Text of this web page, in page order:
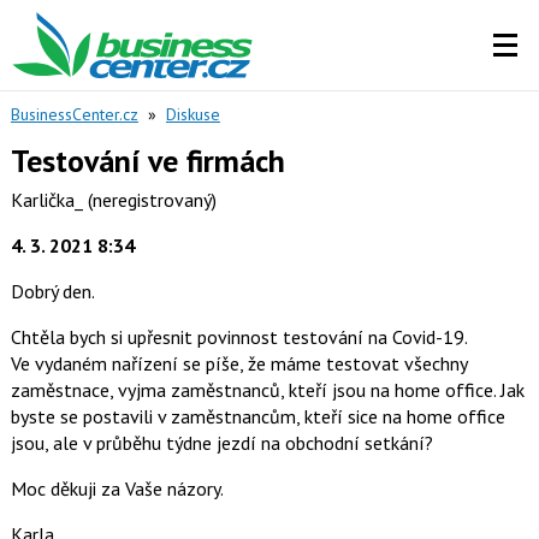
BusinessCenter.cz » Diskuse
Testování ve firmách
Karlička_ (neregistrovaný)
4. 3. 2021 8:34
Dobrý den.
Chtěla bych si upřesnit povinnost testování na Covid-19.
Ve vydaném nařízení se píše, že máme testovat všechny
zaměstnace, vyjma zaměstnanců, kteří jsou na home office. Jak
byste se postavili v zaměstnancům, kteří sice na home office
jsou, ale v průběhu týdne jezdí na obchodní setkání?
Moc děkuji za Vaše názory.